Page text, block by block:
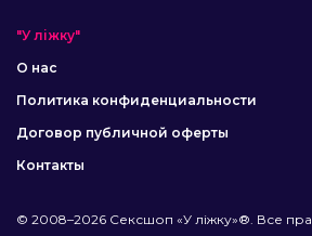
"У ліжку"
О нас
Политика конфиденциальности
Договор публичной оферты
Контакты
© 2008–2026 Сексшоп «У ліжку»®. Все